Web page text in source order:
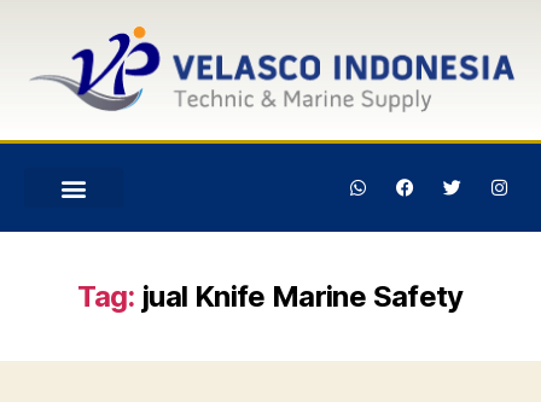
Tag: jual Knife Marine Safety